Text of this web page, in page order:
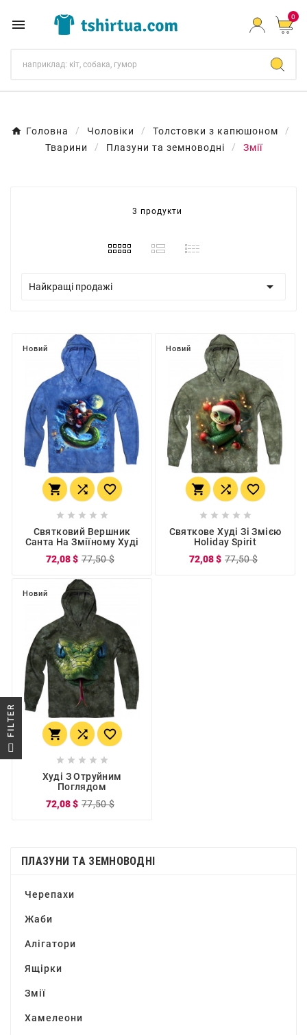
 0
Головна Чоловіки
Толстовки з капюшоном
Тварини
Плазуни та земноводні Змії
3 продукти
Найкращі продажі 
Новий
  
    
Святковий Вершник
Санта На Зміїному Худі
72,08 $ 77,50 $
Новий
  
    
Святкове Худі Зі Змією
Holiday Spirit
72,08 $ 77,50 $
Новий
  
    
Худі З Отруйним
Поглядом
72,08 $ 77,50 $
ПЛАЗУНИ ТА ЗЕМНОВОДНІ
Черепахи
Жаби
Алігатори
Ящірки
Змії
Хамелеони
R